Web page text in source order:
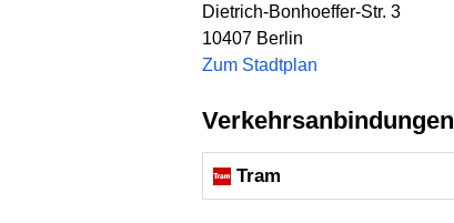
Dietrich-Bonhoeffer-Str. 3
10407 Berlin
Zum Stadtplan
Verkehrsanbindungen
Tram